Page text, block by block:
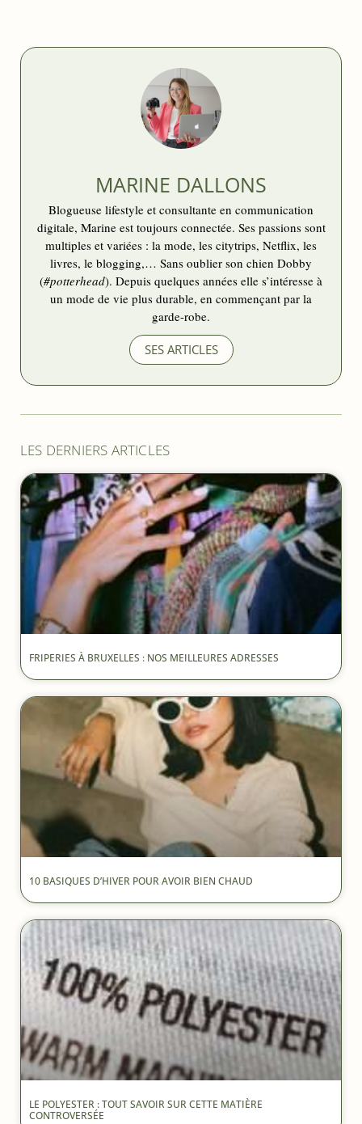
MARINE DALLONS
Blogueuse lifestyle et consultante en communication
digitale, Marine est toujours connectée. Ses passions sont
multiples et variées : la mode, les citytrips, Netflix, les
livres, le blogging,… Sans oublier son chien Dobby
(#potterhead). Depuis quelques années elle s’intéresse à
un mode de vie plus durable, en commençant par la
garde-robe.
SES ARTICLES
LES DERNIERS ARTICLES
FRIPERIES À BRUXELLES : NOS MEILLEURES ADRESSES
10 BASIQUES D’HIVER POUR AVOIR BIEN CHAUD
LE POLYESTER : TOUT SAVOIR SUR CETTE MATIÈRE
CONTROVERSÉE